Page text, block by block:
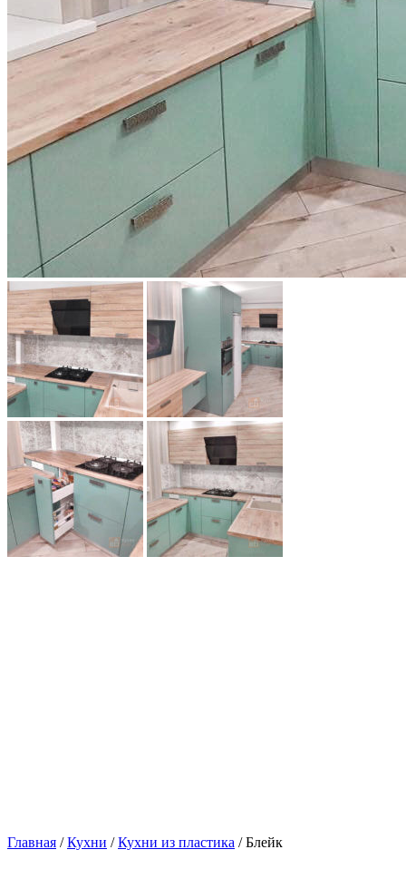
Главная /Кухни /Кухни из пластика / Блейк